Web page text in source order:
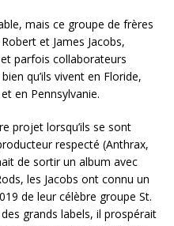
mais ce groupe de frères
et James Jacobs,
parfois collaborateurs
qu’ils vivent en Floride,
en Pennsylvanie.
projet lorsqu’ils se sont
respecté (Anthrax,
de sortir un album avec
les Jacobs ont connu un
de leur célèbre groupe St.
grands labels, il prospérait